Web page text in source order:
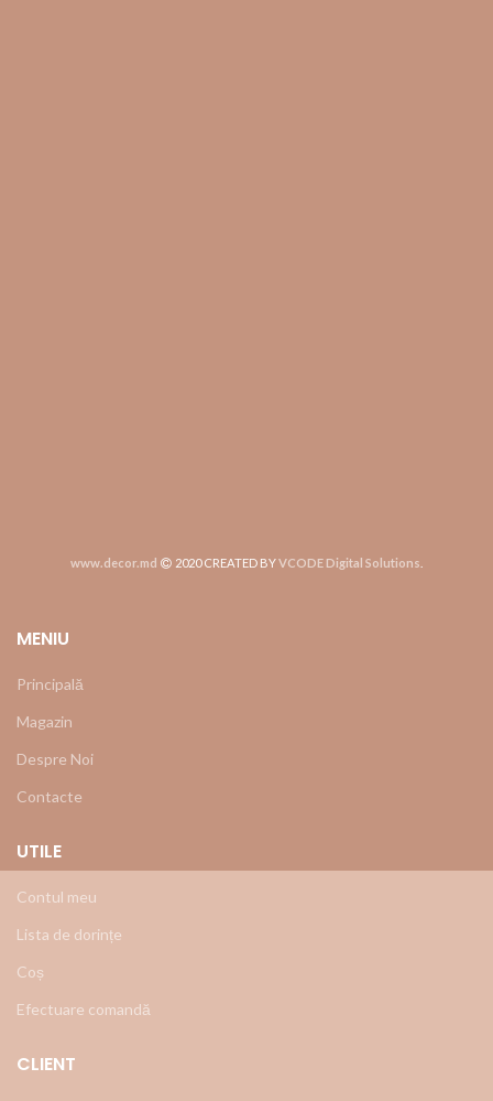
www.decor.md 2020 CREATED BYVCODE Digital Solutions
MENIU
Principală
Magazin
Despre Noi
Contacte
UTILE
Contul meu
Lista de dorințe
Coș
Efectuare comandă
CLIENT